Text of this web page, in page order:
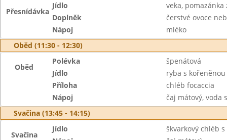
Přesnídávka
Jídlo
veka, pomazánka
Doplněk
čerstvé ovoce
Nápoj
mléko
Oběd (11:30 - 12:30)
Oběd
Polévka
špenátová
Jídlo
ryba s
Příloha
chléb focaccia
Nápoj
čaj mátový, voda
Svačina (13:45 - 14:15)
Svačina
Jídlo
škvarkový chléb